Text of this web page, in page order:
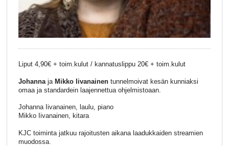
Liput 4,90€ + toim.kulut / kannatuslippu 20€ + toim.kulut
Johannaja Mikko Iivanainentunnelmoivat kesän kunniaksi
omaa ja standardein laajennettua ohjelmistoaan.
Johanna Iivanainen, laulu, piano
Mikko Iivanainen, kitara
KJC toiminta jatkuu rajoitusten aikana laadukkaiden streamien
muodossa.